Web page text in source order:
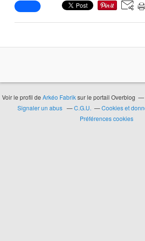
Voir le profil de Arkéo Fabriksur le portail Overblog
Signaler un abus
C.G.U.
Cookies et
Préférences cookies